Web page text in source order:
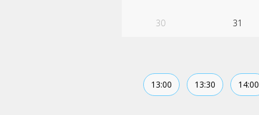
30 31
13:00 13:30 14:00